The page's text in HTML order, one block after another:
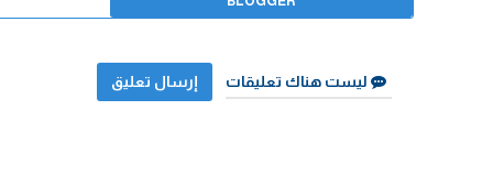
ليست هناك تعليقات إرسال تعليق